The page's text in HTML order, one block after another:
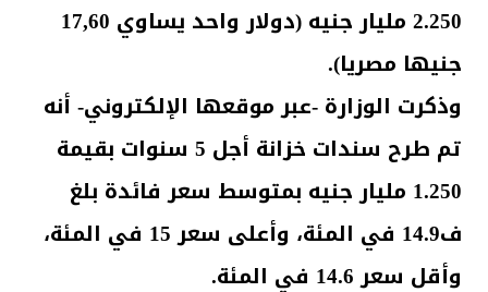
2.250 مليار جنيه (دولار واحد يساوي 17,60
جنيها مصريا).
وذكرت الوزارة -عبر موقعها الإلكتروني- أنه
تم طرح سندات خزانة أجل 5 سنوات بقيمة
1.250 مليار جنيه بمتوسط سعر فائدة بلغ
ف14.9 في المئة، وأعلى سعر 15 في المئة،
وأقل سعر 14.6 في المئة.